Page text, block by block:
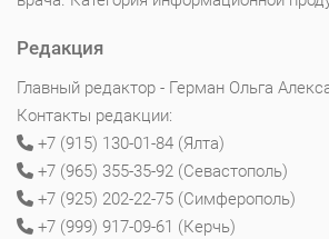
Редакция
Главный редактор - Герман Ольга
Контакты редакции:
+7 (915) 130-01-84 (Ялта)
+7 (965) 355-35-92 (Севастополь)
+7 (925) 202-22-75 (Симферополь)
+7 (999) 917-09-61 (Керчь)